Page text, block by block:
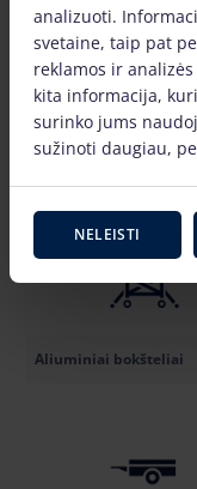
Aliuminiai bokšteliai
analizuoti.
svetaine, taip pat
reklamos ir
kita informacija,
surinko jums
sužinoti daugiau,
NELEISTI